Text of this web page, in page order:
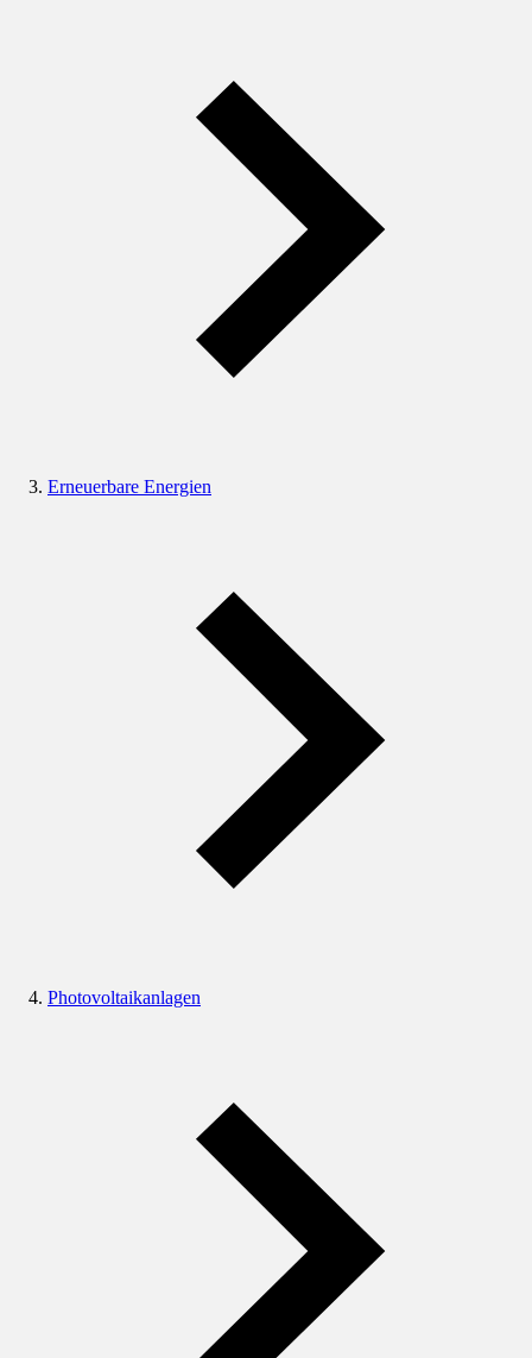
Erneuerbare Energien
Photovoltaikanlagen